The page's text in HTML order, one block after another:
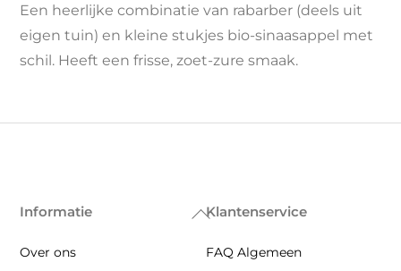
Een heerlijke combinatie van rabarber (deels uit
eigen tuin) en kleine stukjes bio-sinaasappel met
schil. Heeft een frisse, zoet-zure smaak.
Back
Top
Informatie
Over ons
Klantenservice
FAQ Algemeen